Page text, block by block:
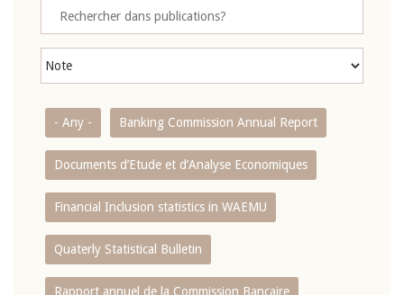
- Any - Banking Commission Annual Report
Documents d’Etude et d’Analyse Economiques
Financial Inclusion statistics in WAEMU
Quaterly Statistical Bulletin
Rapport annuel de la Commission Bancaire